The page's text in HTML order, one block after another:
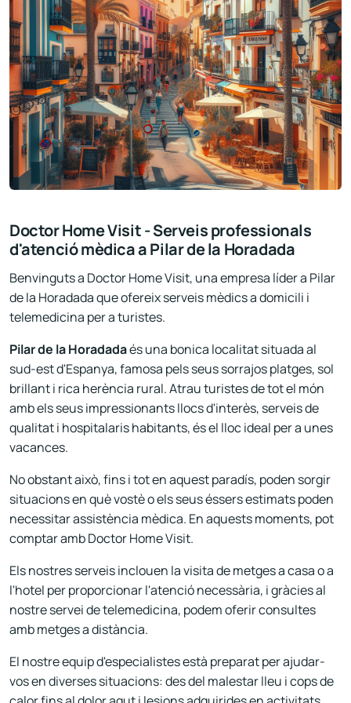
Doctor Home Visit - Serveis professionals
d'atenció mèdica a Pilar de la Horadada
Benvinguts a Doctor Home Visit, una empresa líder a Pilar
de la Horadada que ofereix serveis mèdics a domicili i
telemedicina per a turistes.
Pilar de la Horadadaés una bonica localitat situada al
sud-est d'Espanya, famosa pels seus sorrajos platges, sol
brillant i rica herència rural. Atrau turistes de tot el món
amb els seus impressionants llocs d'interès, serveis de
qualitat i hospitalaris habitants, és el lloc ideal per a unes
vacances.
No obstant això, fins i tot en aquest paradís, poden sorgir
situacions en què vostè o els seus éssers estimats poden
necessitar assistència mèdica. En aquests moments, pot
comptar amb Doctor Home Visit.
Els nostres serveis inclouen la visita de metges a casa o a
l'hotel per proporcionar l'atenció necessària, i gràcies al
nostre servei de telemedicina, podem oferir consultes
amb metges a distància.
El nostre equip d'especialistes està preparat per ajudar-
vos en diverses situacions: des del malestar lleu i cops de